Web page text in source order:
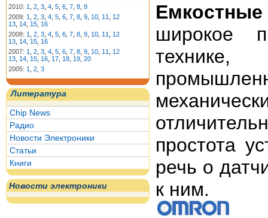
2010: 1 2 3 4 5 6 7 8 9
2009: 1 2 3 4 5 6 7 8 9 10 11
12
13 14 15 16
2008: 1 2 3 4 5 6 7 8 9 10 11
12
13 14 15 16
2007: 1 2 3 4 5 6 7 8 9 10 11
12
13 14 15 16 17 18 19 20
2005: 1 2 3
Литература
Chip News
Радио
Новости Электроники
Статьи
Книги
Новости электроники
Емкостные
широкое
простота
речь о
к ним.